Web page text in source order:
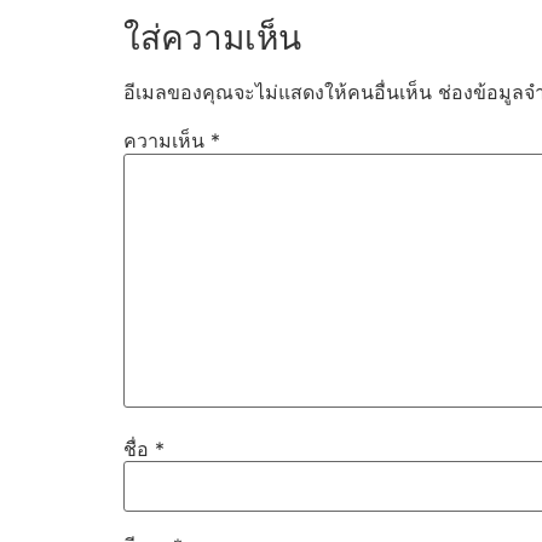
ใส่ความเห็น
อีเมลของคุณจะไม่แสดงให้คนอื่นเห็น ช่องข้อมูลจ
ความเห็น *
ชื่อ *